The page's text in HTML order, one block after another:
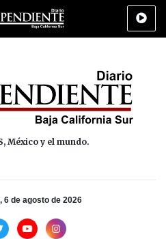
Policiaca Deportes Cultura
México y el mundo.
6 de agosto de 2026